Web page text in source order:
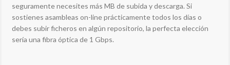
seguramente necesites más MB de subida y descarga. Si
sostienes asambleas on-line prácticamente todos los días o
debes subir ficheros en algún repositorio, la perfecta elección
sería una fibra óptica de 1 Gbps.